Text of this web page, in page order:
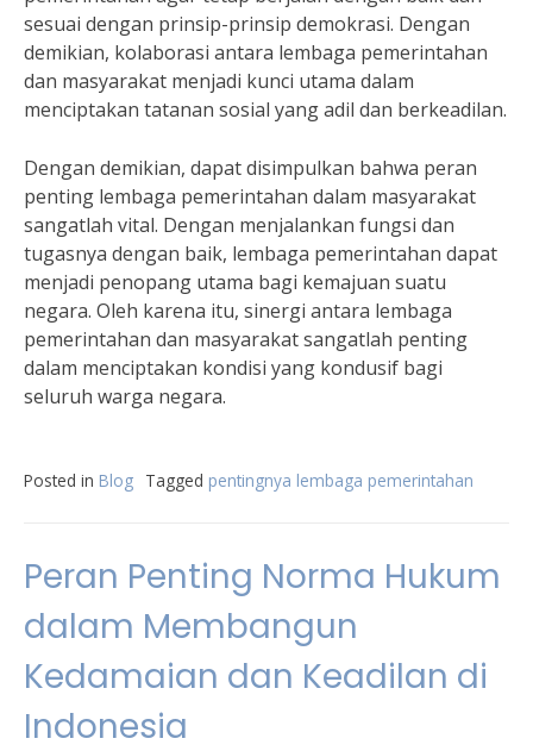
sesuai dengan prinsip-prinsip demokrasi. Dengan
demikian, kolaborasi antara lembaga pemerintahan
dan masyarakat menjadi kunci utama dalam
menciptakan tatanan sosial yang adil dan berkeadilan.
Dengan demikian, dapat disimpulkan bahwa peran
penting lembaga pemerintahan dalam masyarakat
sangatlah vital. Dengan menjalankan fungsi dan
tugasnya dengan baik, lembaga pemerintahan dapat
menjadi penopang utama bagi kemajuan suatu
negara. Oleh karena itu, sinergi antara lembaga
pemerintahan dan masyarakat sangatlah penting
dalam menciptakan kondisi yang kondusif bagi
seluruh warga negara.
Posted in Blog Tagged pentingnya lembaga pemerintahan
Peran Penting Norma Hukum
dalam Membangun
Kedamaian dan Keadilan di
Indonesia